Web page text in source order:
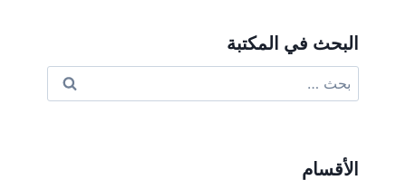
البحث في المكتبة
عن:
الأقسام